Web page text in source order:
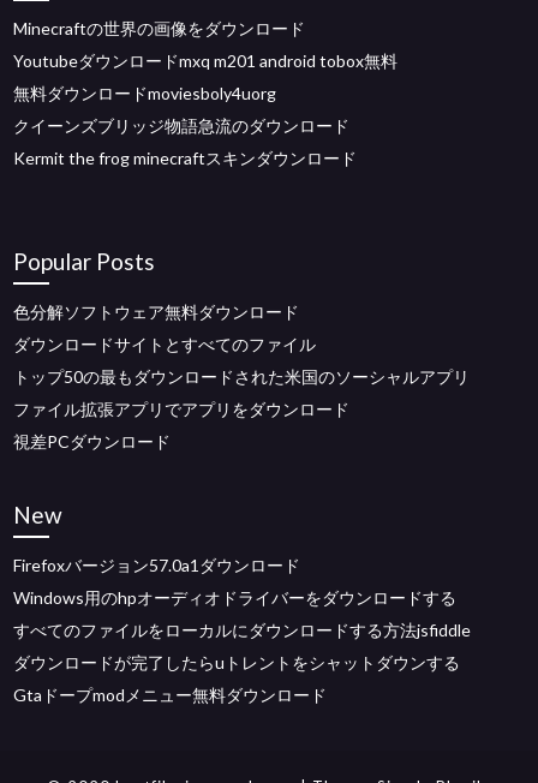
Minecraftの世界の画像をダウンロード
Youtubeダウンロードmxq m201 android tobox無料
無料ダウンロードmoviesboly4uorg
クイーンズブリッジ物語急流のダウンロード
Kermit the frog minecraftスキンダウンロード
Popular Posts
色分解ソフトウェア無料ダウンロード
ダウンロードサイトとすべてのファイル
トップ50の最もダウンロードされた米国のソーシャルアプリ
ファイル拡張アプリでアプリをダウンロード
視差PCダウンロード
New
Firefoxバージョン57.0a1ダウンロード
Windows用のhpオーディオドライバーをダウンロードする
すべてのファイルをローカルにダウンロードする方法jsfiddle
ダウンロードが完了したらuトレントをシャットダウンする
Gtaドープmodメニュー無料ダウンロード